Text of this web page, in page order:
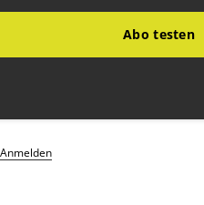
Abo testen
Anmelden